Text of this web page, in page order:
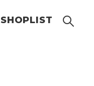
SHOPLIST